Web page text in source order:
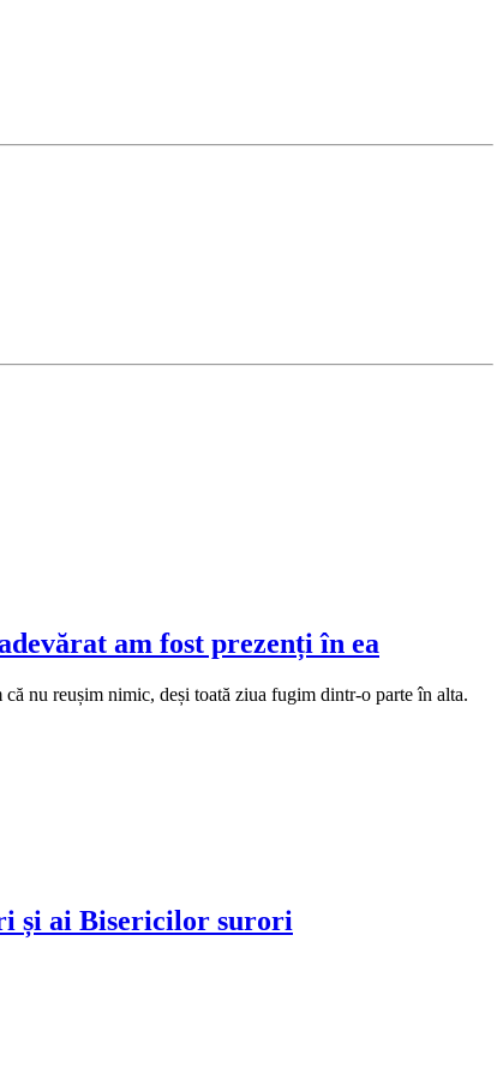
am fost prezenți în ea
nu reușim nimic, deși toată ziua fugim dintr-o parte în alta.
și ai Bisericilor surori